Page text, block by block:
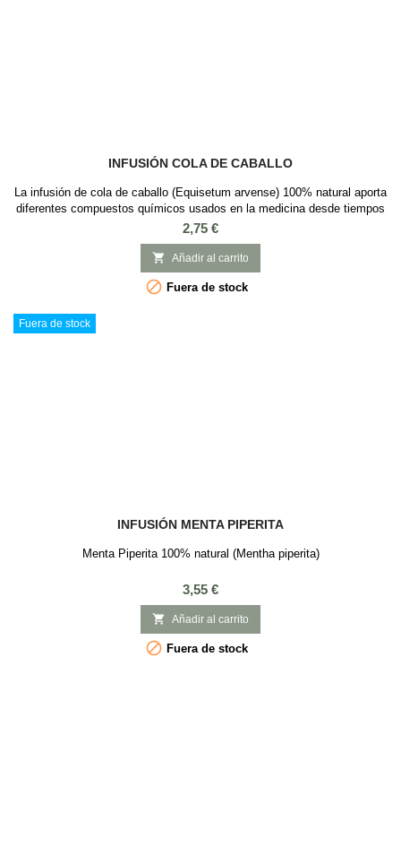
INFUSIÓN COLA DE CABALLO
La infusión de cola de caballo (Equisetum arvense) 100% natural aporta
diferentes compuestos químicos usados en la medicina desde tiempos
remotos y posee efectos diuréticos que ayudan a eliminar líquidos
(aumenta la micción hasta un 30%) por lo que ayuda a reducir peso.
Ingredientes: Cola de caballo 100% natural. En nuestra tienda online de
té podrás...
Precio
2,75 €
 Añadir al carrito
 Fuera de stock
Fuera de stock
INFUSIÓN MENTA PIPERITA
Menta Piperita 100% natural (Mentha piperita)
Precio
3,55 €
 Añadir al carrito
 Fuera de stock